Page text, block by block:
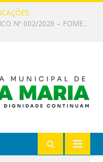
EDITAL DE CHAMAMENTO PÚBLICO Nº 002/2026 – FOMENTO À EXECUÇÃO DE AÇÕES CULTURAIS